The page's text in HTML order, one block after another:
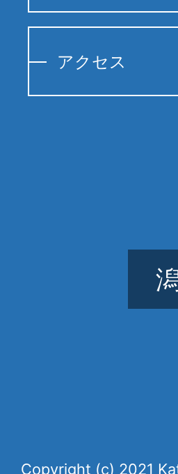
アクセス
Copyright (c) 2021